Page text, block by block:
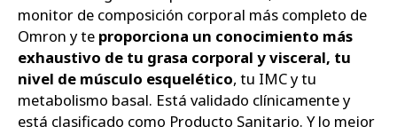
monitor de composición corporal más completo de
Omron y te proporciona un conocimiento más
exhaustivo de tu grasa corporal y visceral, tu
nivel de músculo esquelético, tu IMC y tu
metabolismo basal. Está validado clínicamente y
está clasificado como Producto Sanitario. Y lo mejor